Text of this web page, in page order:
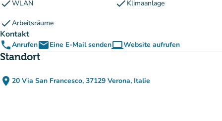
checkWLAN check Klimaanlage
checkArbeitsräume
Kontakt
phoneAnrufenemailEine E-Mail sendencomputerWebsite aufrufen
(new tab)
Standort
place 20 Via San Francesco, 37129 Verona, Italie
(in Google Maps öffnen)
(new tab)